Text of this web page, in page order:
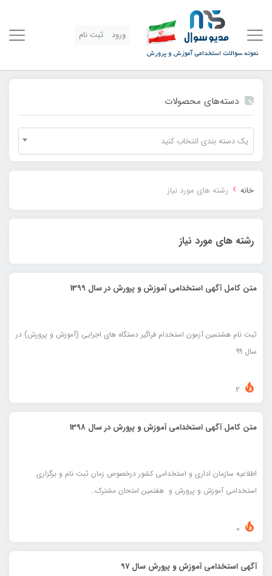
ورود ثبت نام
دسته‌های محصولات
یک دسته بندی انتخاب کنید
خانه › رشته های مورد نیاز
رشته های مورد نیاز
متن کامل آگهی استخدامی آموزش و پرورش در سال 1399
ثبت نام هشتمین آزمون استخدام فراگیر دستگاه های اجرایی (آموزش و پرورش) در
سال 99
متن کامل آگهی استخدامی آموزش و پرورش در سال 1398
اطلاعيه سازمان اداری و استخدامی کشور درخصوص زمان ثبت نام و برگزاری
استخدامی آموزش و پرورش و هفتمين امتحان مشترک…
آگهی استخدامی آموزش و پرورش سال 97